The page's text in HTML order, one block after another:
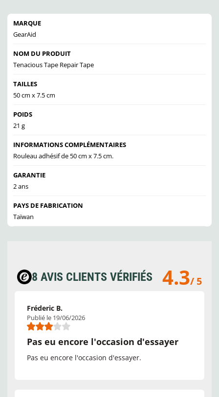
MARQUE
GearAid
NOM DU PRODUIT
Tenacious Tape Repair Tape
TAILLES
50 cm x 7.5 cm
POIDS
21 g
INFORMATIONS COMPLÉMENTAIRES
Rouleau adhésif de 50 cm x 7.5 cm.
GARANTIE
2 ans
PAYS DE FABRICATION
Taïwan
8 AVIS CLIENTS VÉRIFIÉS 4.3/ 5
Fréderic B.
Publié le 19/06/2026
Pas eu encore l'occasion d'essayer
Pas eu encore l'occasion d'essayer.